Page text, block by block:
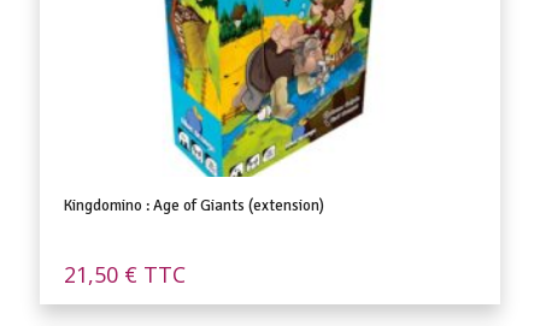
Kingdomino : Age of Giants (extension)
21,50 € TTC